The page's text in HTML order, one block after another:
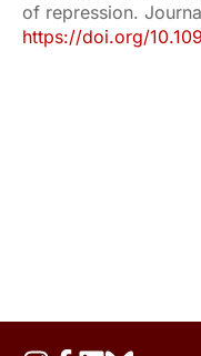
of repression.
https://doi.org/